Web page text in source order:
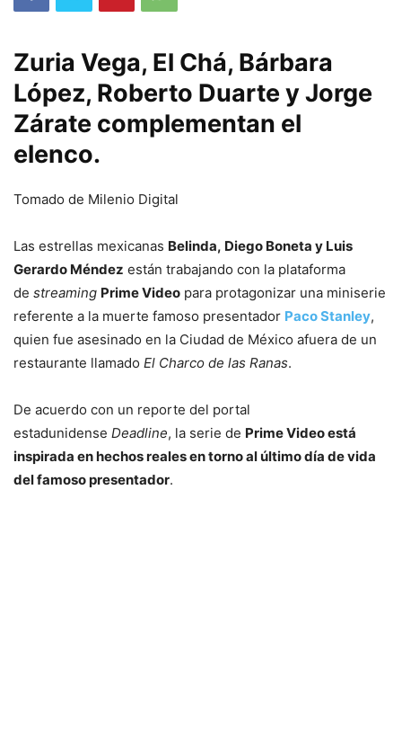
Zuria Vega, El Chá, Bárbara
López, Roberto Duarte y Jorge
Zárate complementan el
elenco.
Tomado de Milenio Digital
Las estrellas mexicanas Belinda, Diego Boneta y Luis
Gerardo Méndez están trabajando con la plataforma
de streaming Prime Video para protagonizar una miniserie
referente a la muerte famoso presentador Paco Stanley,
quien fue asesinado en la Ciudad de México afuera de un
restaurante llamado El Charco de las Ranas.
De acuerdo con un reporte del portal
estadunidense Deadline, la serie de Prime Video está
inspirada en hechos reales en torno al último día de vida
del famoso presentador.